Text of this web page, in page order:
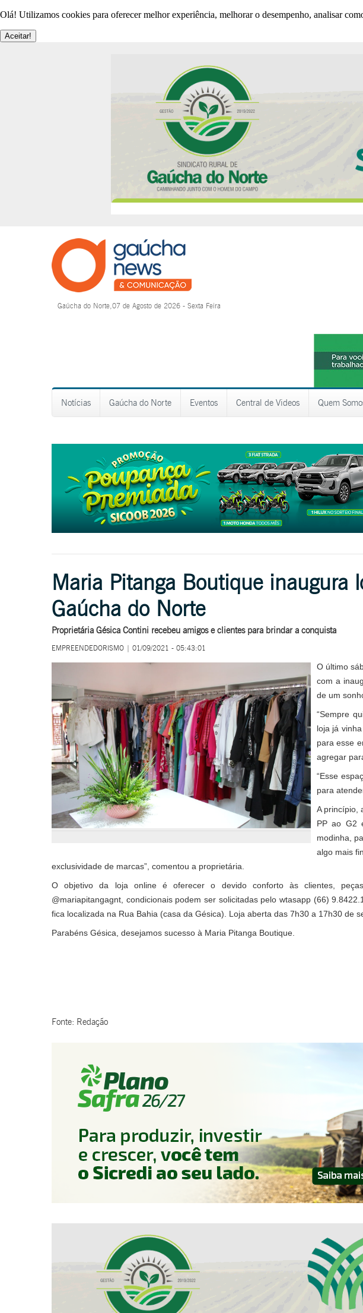
Olá! Utilizamos cookies para oferecer melhor experiência, melhorar o desempenho, analisar
Aceitar!
Gaúcha do Norte,07 de Agosto de 2026 - Sexta Feira
Notícias Gaúcha do Norte Eventos Central de Videos Quem
Maria Pitanga Boutique inaugura
Gaúcha do Norte
Proprietária Gésica Contini recebeu amigos e clientes para brindar a conquista
EMPREENDEDORISMO | 01/09/2021 - 05:43:01
O último
com a
de um
“Sempre
loja já
para esse
agregar
“Esse
para
A princípio,
PP ao G2
modinha,
algo mais
exclusividade de marcas”, comentou a proprietária.
O objetivo da loja online é oferecer o devido conforto às clientes,
@mariapitangagnt, condicionais podem ser solicitadas pelo wtasapp (66)
fica localizada na Rua Bahia (casa da Gésica). Loja aberta das 7h30 a 17h30 de
Parabéns Gésica, desejamos sucesso à Maria Pitanga Boutique.
Fonte: Redação